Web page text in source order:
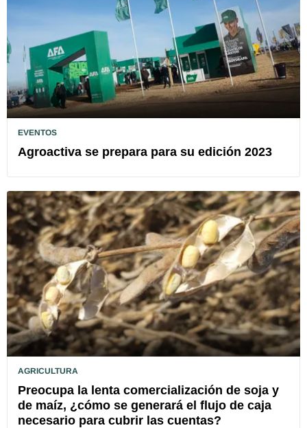
EVENTOS
Agroactiva se prepara para su edición 2023
AGRICULTURA
Preocupa la lenta comercialización de soja y
de maíz, ¿cómo se generará el flujo de caja
necesario para cubrir las cuentas?